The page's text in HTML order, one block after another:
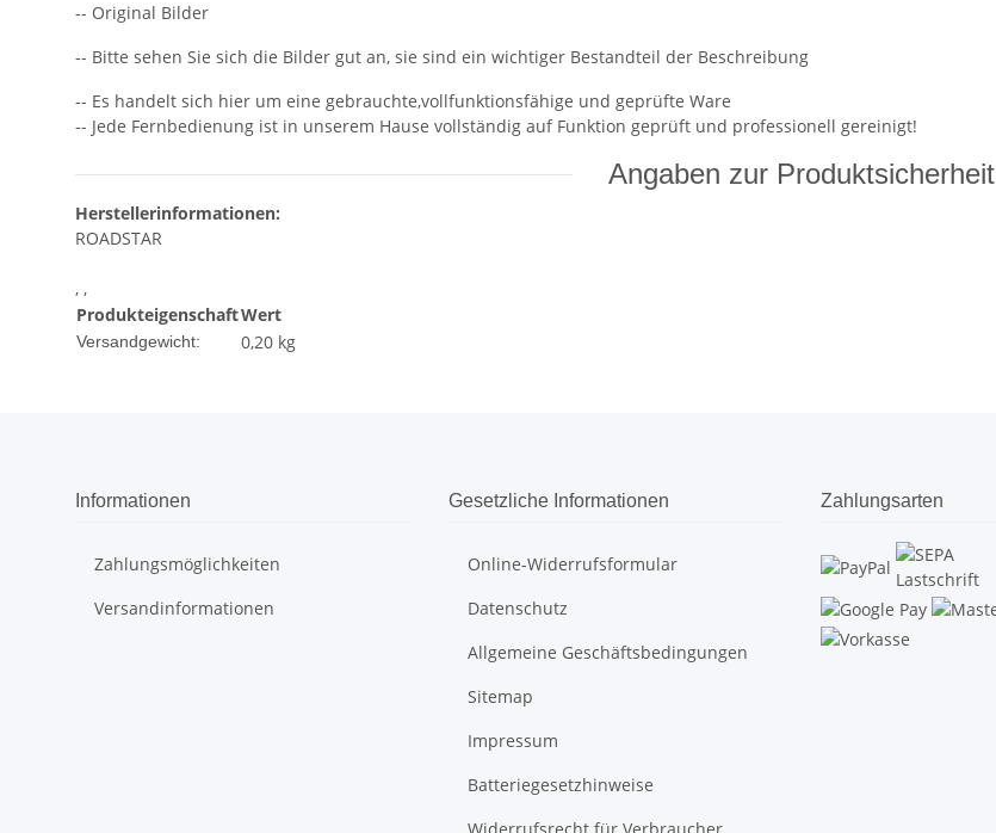
-- Original Bilder
-- Bitte sehen Sie sich die Bilder gut an, sie sind ein wichtiger Bestandteil der Beschreibung
-- Es handelt sich hier um eine gebrauchte,vollfunktionsfähige und geprüfte Ware
-- Jede Fernbedienung ist in unserem Hause vollständig auf Funktion geprüft und professionell gereinigt!
Angaben zur Produktsicherheit
Herstellerinformationen:
ROADSTAR
, ,
ProdukteigenschaftWert
Versandgewicht: 0,20 kg
Informationen
Zahlungsmöglichkeiten
Versandinformationen
Gesetzliche Informationen
Online-Widerrufsformular
Datenschutz
Allgemeine Geschäftsbedingungen
Sitemap
Impressum
Batteriegesetzhinweise
Zahlungsarten